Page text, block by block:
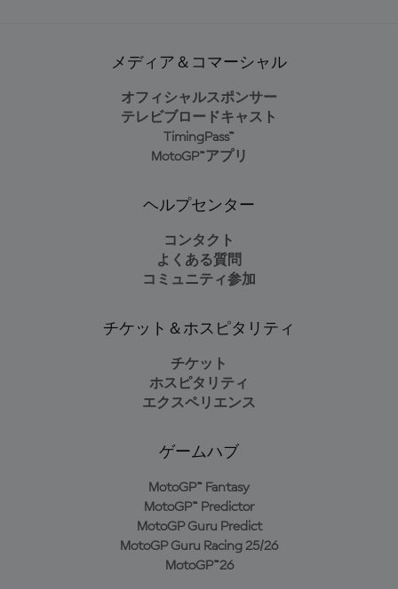
メディア＆コマーシャル
オフィシャルスポンサー
テレビブロードキャスト
TimingPass™
MotoGP™アプリ
ヘルプセンター
コンタクト
よくある質問
コミュニティ参加
チケット＆ホスピタリティ
チケット
ホスピタリティ
エクスペリエンス
ゲームハブ
MotoGP™ Fantasy
MotoGP™ Predictor
MotoGP Guru Predict
MotoGP Guru Racing 25/26
MotoGP™26